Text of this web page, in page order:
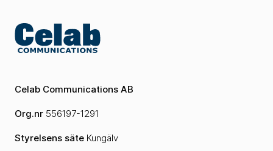
Celab Communications AB
Org.nr 556197-1291
Styrelsens säte Kungälv